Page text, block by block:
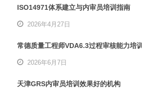
ISO14971体系建立与内审员培训指南
2026年4月27日
常德质量工程师VDA6.3过程审核能力培训
2026年6月7日
天津GRS内审员培训效果好的机构